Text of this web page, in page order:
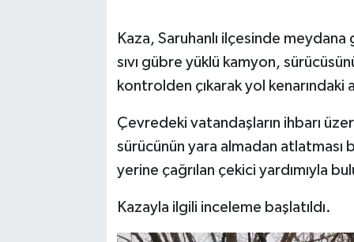
Kaza, Saruhanlı ilçesinde
sıvı gübre yüklü kamyon,
kontrolden çıkarak yol kenarındaki
Çevredeki vatandaşların ihbarı
sürücünün yara almadan
yerine çağrılan çekici yardımıyla
Kazayla ilgili inceleme başlatıldı.